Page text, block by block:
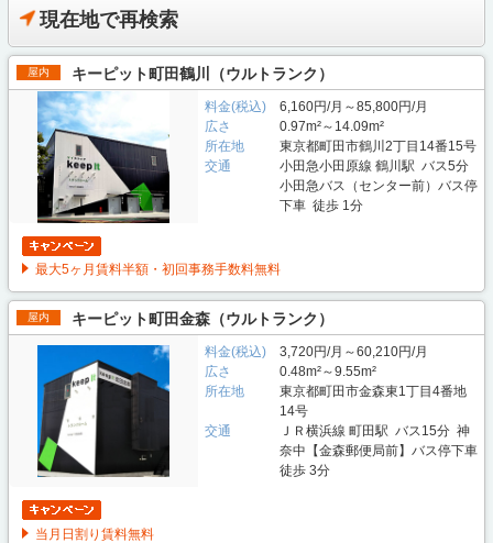
現在地で再検索
屋内 キーピット町田鶴川（ウルトランク）
料金(税込)
6,160円/月～85,800円/月
広さ
0.97m²～14.09m²
所在地
東京都町田市鶴川2丁目14番15号
交通
小田急小田原線 鶴川駅 バス5分
小田急バス（センター前）バス停
下車 徒歩 1分
最大5ヶ月賃料半額・初回事務手数料無料
屋内 キーピット町田金森（ウルトランク）
料金(税込)
3,720円/月～60,210円/月
広さ
0.48m²～9.55m²
所在地
東京都町田市金森東1丁目4番地
14号
交通
ＪＲ横浜線 町田駅 バス15分 神
奈中【金森郵便局前】バス停下車
徒歩 3分
当月日割り賃料無料